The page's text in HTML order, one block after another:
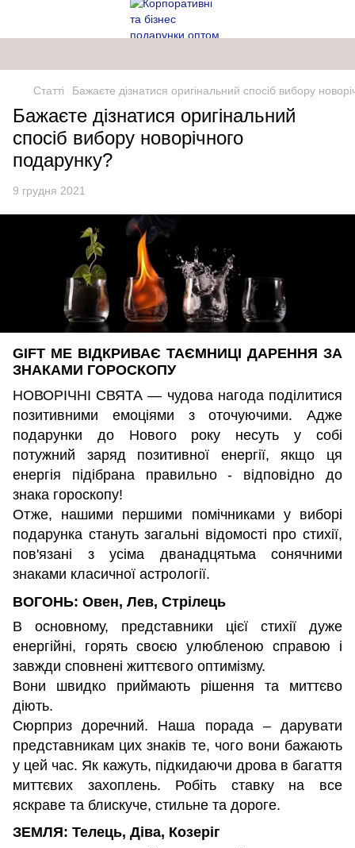
Статті Бажаєте дізнатися оригінальний спосіб вибору
Бажаєте дізнатися оригінальний
спосіб вибору новорічного
подарунку?
9 грудня 2021
GIFT ME ВІДКРИВАЄ ТАЄМНИЦІ ДАРЕННЯ ЗА
ЗНАКАМИ ГОРОСКОПУ
НОВОРІЧНІ СВЯТА — чудова нагода поділитися
позитивними емоціями з оточуючими. Адже
подарунки до Нового року несуть у собі
потужний заряд позитивної енергії, якщо ця
енергія підібрана правильно - відповідно до
знака гороскопу!
Отже, нашими першими помічниками у виборі
подарунка стануть загальні відомості про стихії,
пов'язані з усіма дванадцятьма сонячними
знаками класичної астрології.
ВОГОНЬ: Овен, Лев, Стрілець
В основному, представники цієї стихії дуже
енергійні, горять своєю улюбленою справою і
завжди сповнені життєвого оптимізму.
Вони швидко приймають рішення та миттєво
діють.
Сюрприз доречний. Наша порада – дарувати
представникам цих знаків те, чого вони бажають
у цей час. Як кажуть, підкидаючи дрова в багаття
миттєвих захоплень. Робіть ставку на все
яскраве та блискуче, стильне та дороге.
ЗЕМЛЯ: Телець, Діва, Козеріг